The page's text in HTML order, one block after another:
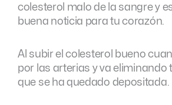
colesterol malo de la sangre y
buena noticia para tu corazón.
Al subir el colesterol bueno
por las arterias y va eliminando
que se ha quedado depositada.